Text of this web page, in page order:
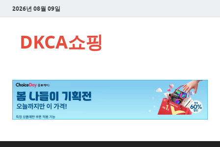
2026년 08월 09일
DKCA쇼핑